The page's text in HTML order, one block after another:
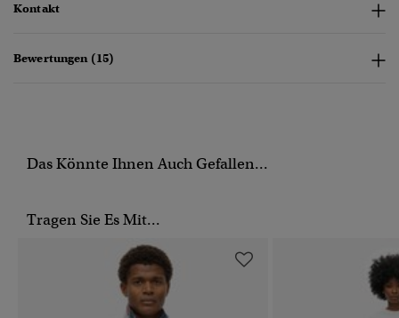
Kontakt
Bewertungen (15)
Das Könnte Ihnen Auch Gefallen...
Tragen Sie Es Mit...